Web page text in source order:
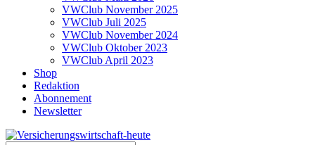
VWClub November 2025
VWClub Juli 2025
VWClub November 2024
VWClub Oktober 2023
VWClub April 2023
Shop
Redaktion
Abonnement
Newsletter